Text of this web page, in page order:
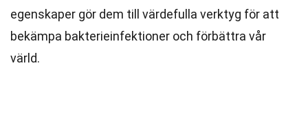
egenskaper gör dem till värdefulla verktyg för att
bekämpa bakterieinfektioner och förbättra vår
värld.